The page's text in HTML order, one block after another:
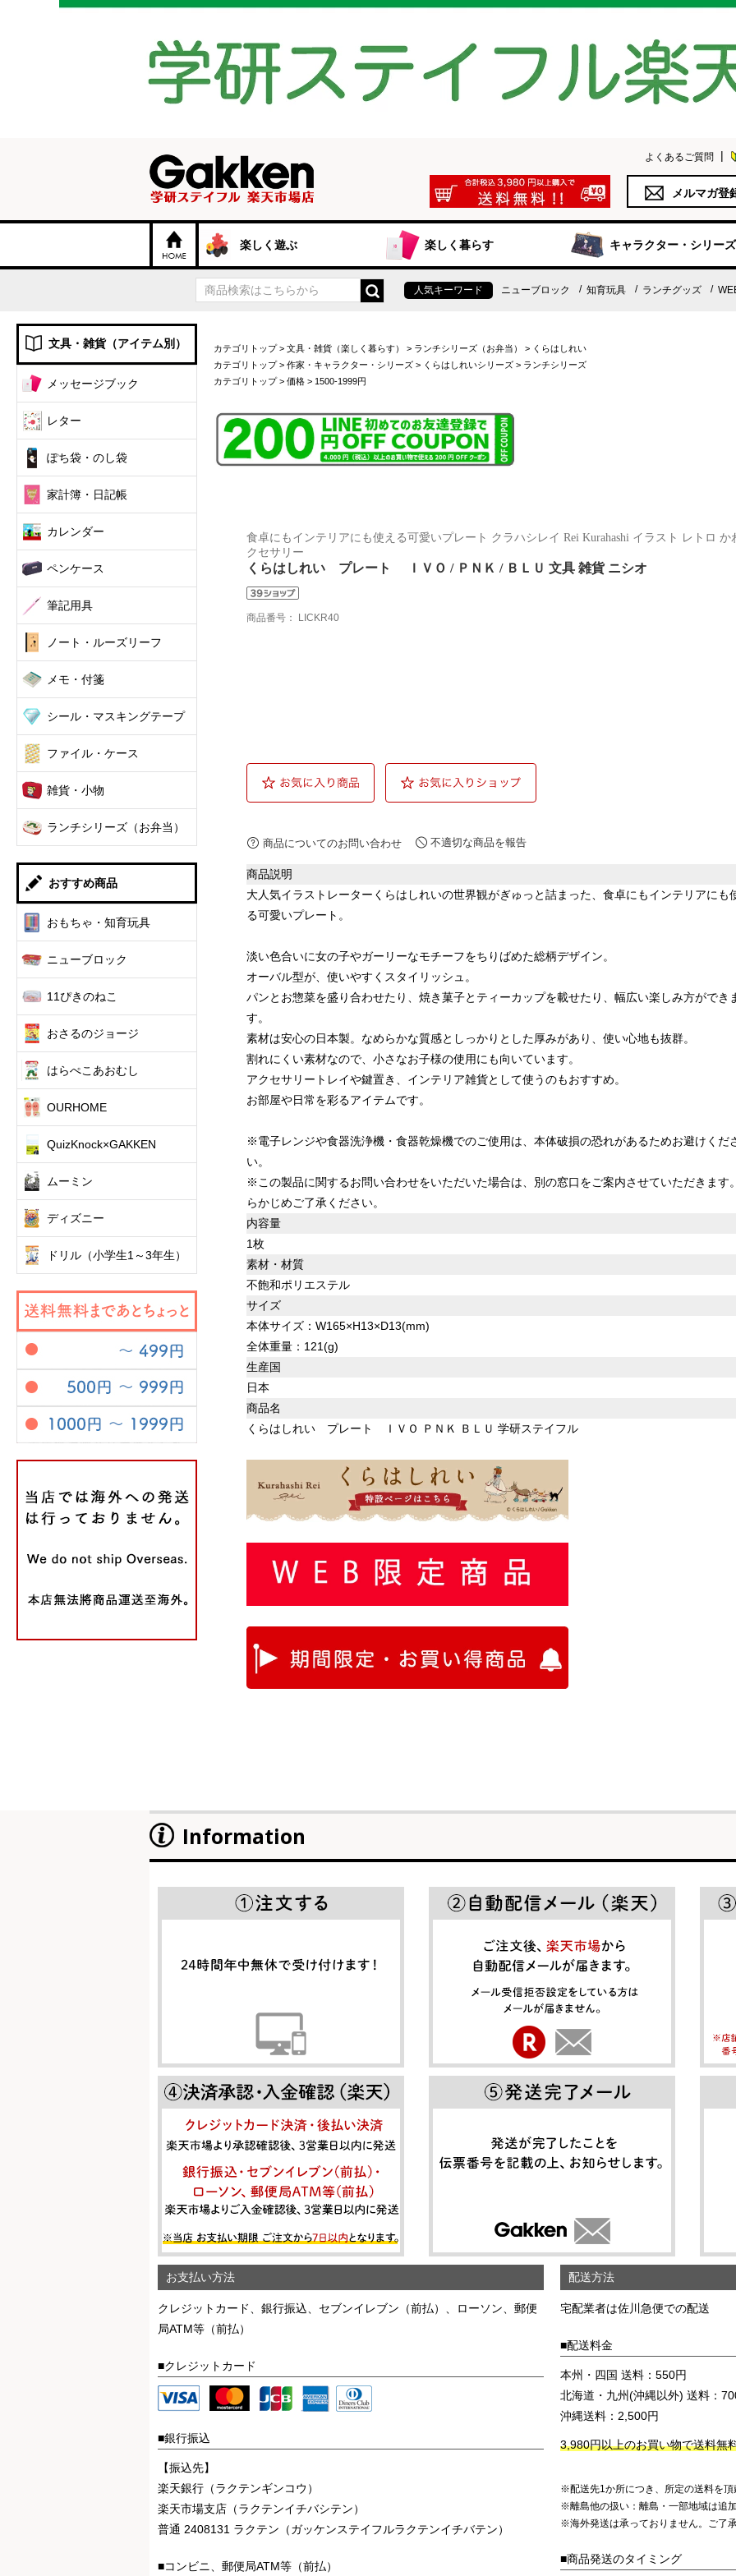
よくあるご質問
メルマガ登
楽しく遊ぶ 楽しく暮らす キャラクター・シリーズ
人気キーワード ニューブロック 知育玩具 ランチグッズ
文具・雑貨（アイテム別）
メッセージブック
レター
ぽち袋・のし袋
家計簿・日記帳
カレンダー
ペンケース
筆記用具
ノート・ルーズリーフ
メモ・付箋
シール・マスキングテープ
ファイル・ケース
雑貨・小物
ランチシリーズ（お弁当）
おすすめ商品
おもちゃ・知育玩具
ニューブロック
11ぴきのねこ
おさるのジョージ
はらぺこあおむし
OURHOME
QuizKnock×GAKKEN
ムーミン
ディズニー
ドリル（小学生1～3年生）
カテゴリトップ> 文具・雑貨（楽しく暮らす） > ランチシリーズ（お弁当） > くらはしれい
カテゴリトップ> 作家・キャラクター・シリーズ > くらはしれいシリーズ > ランチシリーズ
カテゴリトップ> 価格 > 1500-1999円
食卓にもインテリアにも使える可愛いプレート クラハシレイ Rei Kurahashi イラスト レトロ
クセサリー
くらはしれい プレート ＩＶＯ / ＰＮＫ / ＢＬＵ 文具 雑貨 ニシオ
商品番号： LICKR40
商品についてのお問い合わせ 不適切な商品を報告
商品説明
大人気イラストレーターくらはしれいの世界観がぎゅっと詰まった、食卓にもインテリアにも
る可愛いプレート。
淡い色合いに女の子やガーリーなモチーフをちりばめた総柄デザイン。
オーバル型が、使いやすくスタイリッシュ。
パンとお惣菜を盛り合わせたり、焼き菓子とティーカップを載せたり、幅広い楽しみ方ができ
す。
素材は安心の日本製。なめらかな質感としっかりとした厚みがあり、使い心地も抜群。
割れにくい素材なので、小さなお子様の使用にも向いています。
アクセサリートレイや鍵置き、インテリア雑貨として使うのもおすすめ。
お部屋や日常を彩るアイテムです。
※電子レンジや食器洗浄機・食器乾燥機でのご使用は、本体破損の恐れがあるためお避けくだ
い。
※この製品に関するお問い合わせをいただいた場合は、別の窓口をご案内させていただきます
らかじめご了承ください。
内容量
1枚
素材・材質
不飽和ポリエステル
サイズ
本体サイズ：W165×H13×D13(mm)
全体重量：121(g)
生産国
日本
商品名
くらはしれい プレート ＩＶＯ ＰＮＫ ＢＬＵ 学研ステイフル
Information
お支払い方法
クレジットカード、銀行振込、セブンイレブン（前払）、ローソン、郵便
局ATM等（前払）
■クレジットカード
■銀行振込
【振込先】
楽天銀行（ラクテンギンコウ）
楽天市場支店（ラクテンイチバシテン）
普通 2408131 ラクテン（ガッケンステイフルラクテンイチバテン）
■コンビニ、郵便局ATM等（前払）
配送方法
宅配業者は佐川急便での配送
■配送料金
本州・四国 送料：550円
北海道・九州(沖縄以外) 送料：
沖縄送料：2,500円
3,980円以上のお買い物で送料無
※配送先1か所につき、所定の送料を頂
※離島他の扱い：離島・一部地域は追
※海外発送は承っておりません。ご了
■商品発送のタイミング